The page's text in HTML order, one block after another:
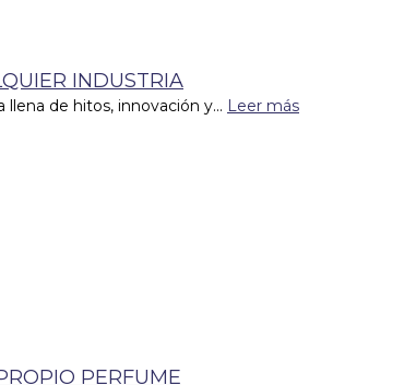
INDUSTRIA
de hitos, innovación y... Leer más
PERFUME